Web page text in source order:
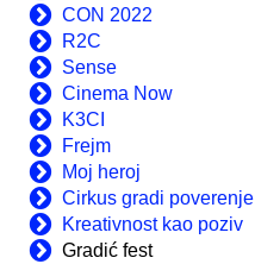
CON 2022
R2C
Sense
Cinema Now
K3CI
Frejm
Moj heroj
Cirkus gradi poverenje
Kreativnost kao poziv
Gradić fest